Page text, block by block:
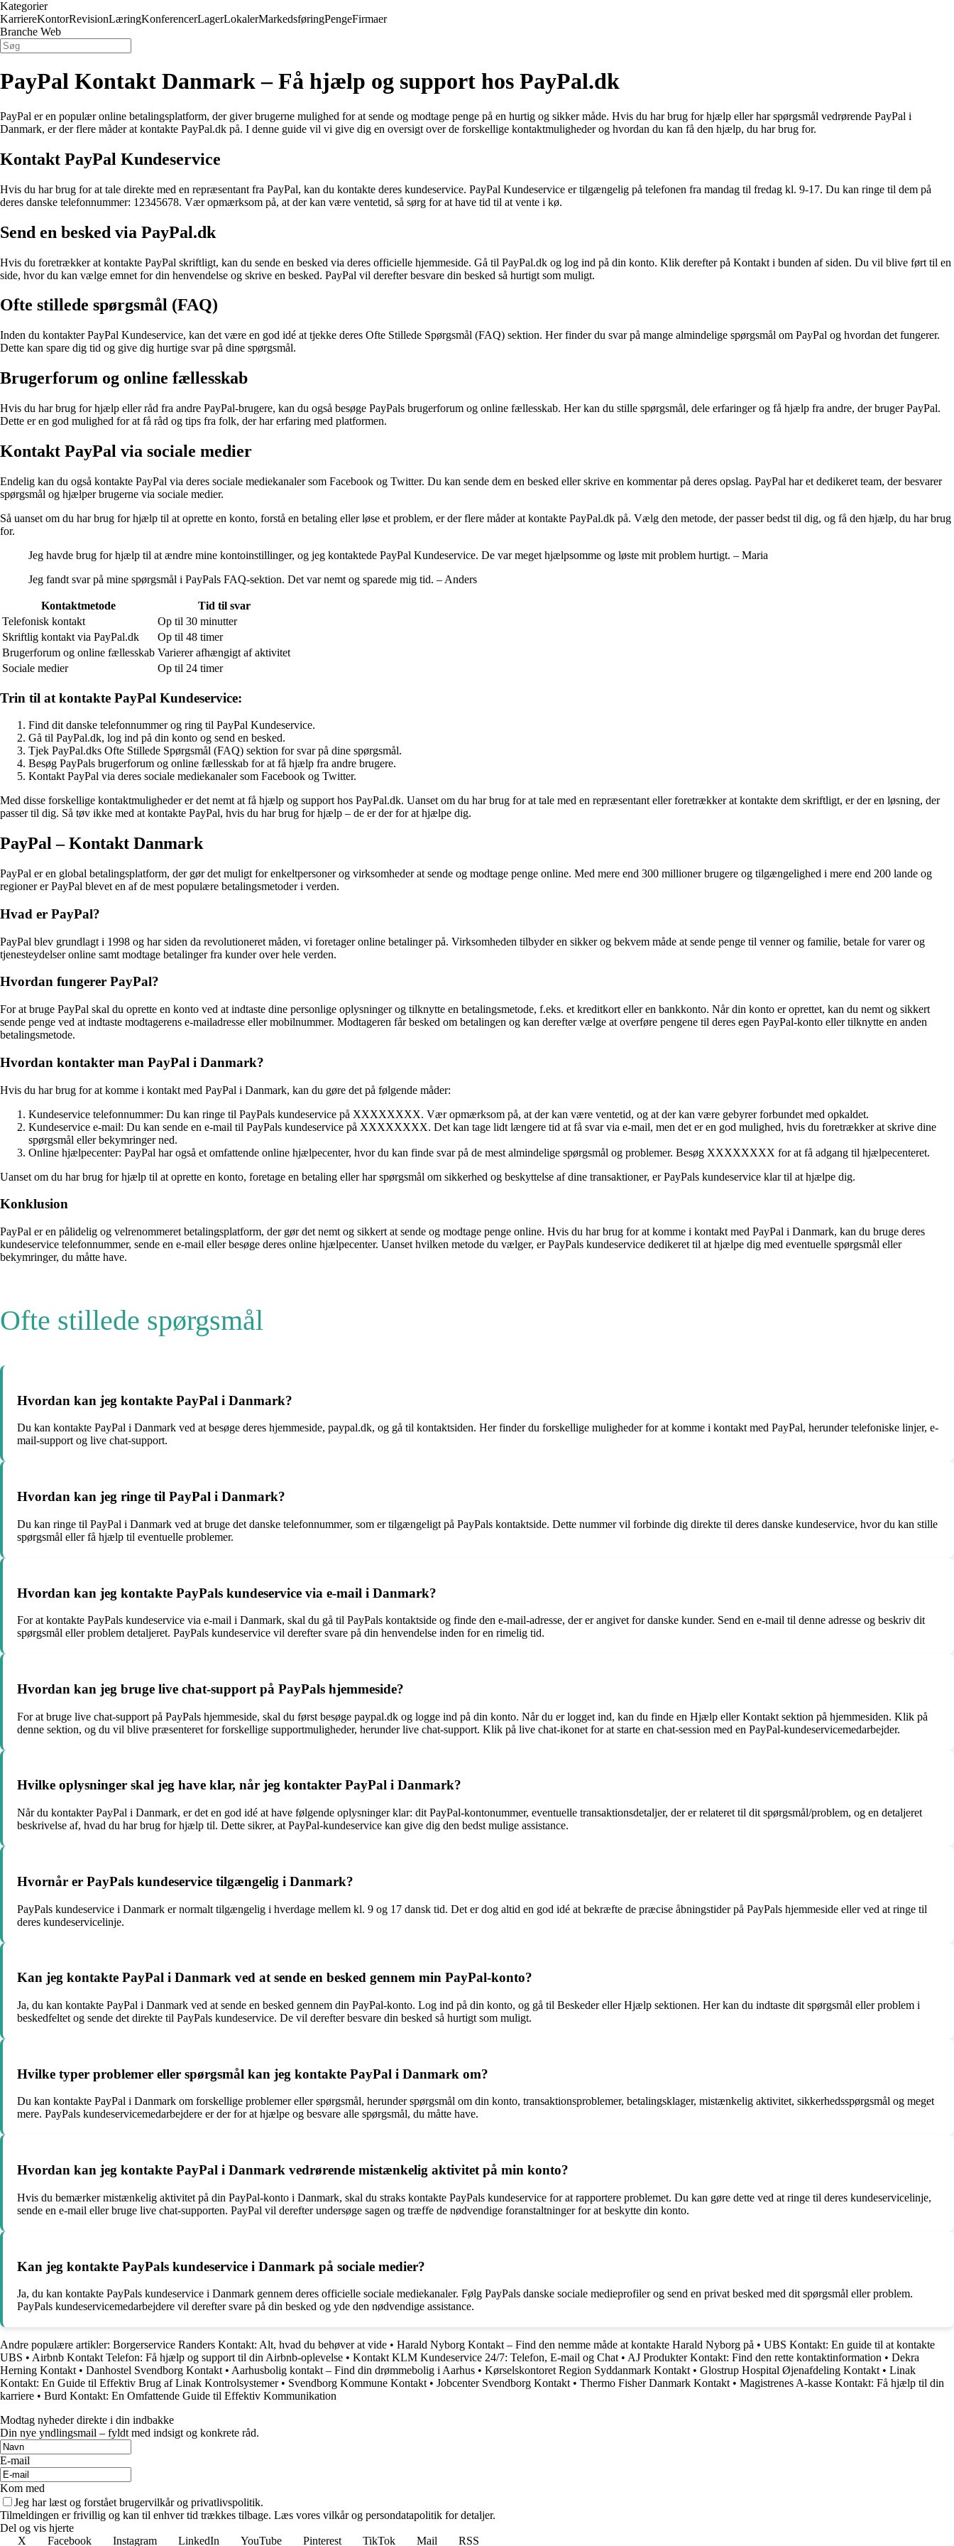
Kategorier
KarriereKontorRevisionLæringKonferencerLagerLokalerMarkedsføringPengeFirmaer
Branche Web
PayPal Kontakt Danmark – Få hjælp og support hos PayPal.dk
PayPal er en populær online betalingsplatform, der giver brugerne mulighed for at sende og modtage penge på en hurtig og sikker måde. Hvis du har brug for hjælp eller har spørgsmål vedrørende PayPal i
Danmark, er der flere måder at kontakte PayPal.dk på. I denne guide vil vi give dig en oversigt over de forskellige kontaktmuligheder og hvordan du kan få den hjælp, du har brug for.
Kontakt PayPal Kundeservice
Hvis du har brug for at tale direkte med en repræsentant fra PayPal, kan du kontakte deres kundeservice. PayPal Kundeservice er tilgængelig på telefonen fra mandag til fredag ​​kl. 9-17. Du kan ringe til dem på
deres danske telefonnummer: 12345678. Vær opmærksom på, at der kan være ventetid, så sørg for at have tid til at vente i kø.
Send en besked via PayPal.dk
Hvis du foretrækker at kontakte PayPal skriftligt, kan du sende en besked via deres officielle hjemmeside. Gå til PayPal.dk og log ind på din konto. Klik derefter på Kontakt i bunden af siden. Du vil blive ført til en
side, hvor du kan vælge emnet for din henvendelse og skrive en besked. PayPal vil derefter besvare din besked så hurtigt som muligt.
Ofte stillede spørgsmål (FAQ)
Inden du kontakter PayPal Kundeservice, kan det være en god idé at tjekke deres Ofte Stillede Spørgsmål (FAQ) sektion. Her finder du svar på mange almindelige spørgsmål om PayPal og hvordan det fungerer.
Dette kan spare dig tid og give dig hurtige svar på dine spørgsmål.
Brugerforum og online fællesskab
Hvis du har brug for hjælp eller råd fra andre PayPal-brugere, kan du også besøge PayPals brugerforum og online fællesskab. Her kan du stille spørgsmål, dele erfaringer og få hjælp fra andre, der bruger PayPal.
Dette er en god mulighed for at få råd og tips fra folk, der har erfaring med platformen.
Kontakt PayPal via sociale medier
Endelig kan du også kontakte PayPal via deres sociale mediekanaler som Facebook og Twitter. Du kan sende dem en besked eller skrive en kommentar på deres opslag. PayPal har et dedikeret team, der besvarer
spørgsmål og hjælper brugerne via sociale medier.
Så uanset om du har brug for hjælp til at oprette en konto, forstå en betaling eller løse et problem, er der flere måder at kontakte PayPal.dk på. Vælg den metode, der passer bedst til dig, og få den hjælp, du har brug
for.
Jeg havde brug for hjælp til at ændre mine kontoinstillinger, og jeg kontaktede PayPal Kundeservice. De var meget hjælpsomme og løste mit problem hurtigt. – Maria
Jeg fandt svar på mine spørgsmål i PayPals FAQ-sektion. Det var nemt og sparede mig tid. – Anders
Kontaktmetode
Tid til svar
Telefonisk kontakt
Op til 30 minutter
Skriftlig kontakt via PayPal.dk
Op til 48 timer
Brugerforum og online fællesskab Varierer afhængigt af aktivitet
Sociale medier
Op til 24 timer
Trin til at kontakte PayPal Kundeservice:
Find dit danske telefonnummer og ring til PayPal Kundeservice.
Gå til PayPal.dk, log ind på din konto og send en besked.
Tjek PayPal.dks Ofte Stillede Spørgsmål (FAQ) sektion for svar på dine spørgsmål.
Besøg PayPals brugerforum og online fællesskab for at få hjælp fra andre brugere.
Kontakt PayPal via deres sociale mediekanaler som Facebook og Twitter.
Med disse forskellige kontaktmuligheder er det nemt at få hjælp og support hos PayPal.dk. Uanset om du har brug for at tale med en repræsentant eller foretrækker at kontakte dem skriftligt, er der en løsning, der
passer til dig. Så tøv ikke med at kontakte PayPal, hvis du har brug for hjælp – de er der for at hjælpe dig.
PayPal – Kontakt Danmark
PayPal er en global betalingsplatform, der gør det muligt for enkeltpersoner og virksomheder at sende og modtage penge online. Med mere end 300 millioner brugere og tilgængelighed i mere end 200 lande og
regioner er PayPal blevet en af de mest populære betalingsmetoder i verden.
Hvad er PayPal?
PayPal blev grundlagt i 1998 og har siden da revolutioneret måden, vi foretager online betalinger på. Virksomheden tilbyder en sikker og bekvem måde at sende penge til venner og familie, betale for varer og
tjenesteydelser online samt modtage betalinger fra kunder over hele verden.
Hvordan fungerer PayPal?
For at bruge PayPal skal du oprette en konto ved at indtaste dine personlige oplysninger og tilknytte en betalingsmetode, f.eks. et kreditkort eller en bankkonto. Når din konto er oprettet, kan du nemt og sikkert
sende penge ved at indtaste modtagerens e-mailadresse eller mobilnummer. Modtageren får besked om betalingen og kan derefter vælge at overføre pengene til deres egen PayPal-konto eller tilknytte en anden
betalingsmetode.
Hvordan kontakter man PayPal i Danmark?
Hvis du har brug for at komme i kontakt med PayPal i Danmark, kan du gøre det på følgende måder:
Kundeservice telefonnummer: Du kan ringe til PayPals kundeservice på XXXXXXXX. Vær opmærksom på, at der kan være ventetid, og at der kan være gebyrer forbundet med opkaldet.
Kundeservice e-mail: Du kan sende en e-mail til PayPals kundeservice på XXXXXXXX. Det kan tage lidt længere tid at få svar via e-mail, men det er en god mulighed, hvis du foretrækker at skrive dine
spørgsmål eller bekymringer ned.
Online hjælpecenter: PayPal har også et omfattende online hjælpecenter, hvor du kan finde svar på de mest almindelige spørgsmål og problemer. Besøg XXXXXXXX for at få adgang til hjælpecenteret.
Uanset om du har brug for hjælp til at oprette en konto, foretage en betaling eller har spørgsmål om sikkerhed og beskyttelse af dine transaktioner, er PayPals kundeservice klar til at hjælpe dig.
Konklusion
PayPal er en pålidelig og velrenommeret betalingsplatform, der gør det nemt og sikkert at sende og modtage penge online. Hvis du har brug for at komme i kontakt med PayPal i Danmark, kan du bruge deres
kundeservice telefonnummer, sende en e-mail eller besøge deres online hjælpecenter. Uanset hvilken metode du vælger, er PayPals kundeservice dedikeret til at hjælpe dig med eventuelle spørgsmål eller
bekymringer, du måtte have.
Ofte stillede spørgsmål
Hvordan kan jeg kontakte PayPal i Danmark?
Du kan kontakte PayPal i Danmark ved at besøge deres hjemmeside, paypal.dk, og gå til kontaktsiden. Her finder du forskellige muligheder for at komme i kontakt med PayPal, herunder telefoniske linjer, e-
mail-support og live chat-support.
Hvordan kan jeg ringe til PayPal i Danmark?
Du kan ringe til PayPal i Danmark ved at bruge det danske telefonnummer, som er tilgængeligt på PayPals kontaktside. Dette nummer vil forbinde dig direkte til deres danske kundeservice, hvor du kan stille
spørgsmål eller få hjælp til eventuelle problemer.
Hvordan kan jeg kontakte PayPals kundeservice via e-mail i Danmark?
For at kontakte PayPals kundeservice via e-mail i Danmark, skal du gå til PayPals kontaktside og finde den e-mail-adresse, der er angivet for danske kunder. Send en e-mail til denne adresse og beskriv dit
spørgsmål eller problem detaljeret. PayPals kundeservice vil derefter svare på din henvendelse inden for en rimelig tid.
Hvordan kan jeg bruge live chat-support på PayPals hjemmeside?
For at bruge live chat-support på PayPals hjemmeside, skal du først besøge paypal.dk og logge ind på din konto. Når du er logget ind, kan du finde en Hjælp eller Kontakt sektion på hjemmesiden. Klik på
denne sektion, og du vil blive præsenteret for forskellige supportmuligheder, herunder live chat-support. Klik på live chat-ikonet for at starte en chat-session med en PayPal-kundeservicemedarbejder.
Hvilke oplysninger skal jeg have klar, når jeg kontakter PayPal i Danmark?
Når du kontakter PayPal i Danmark, er det en god idé at have følgende oplysninger klar: dit PayPal-kontonummer, eventuelle transaktionsdetaljer, der er relateret til dit spørgsmål/problem, og en detaljeret
beskrivelse af, hvad du har brug for hjælp til. Dette sikrer, at PayPal-kundeservice kan give dig den bedst mulige assistance.
Hvornår er PayPals kundeservice tilgængelig i Danmark?
PayPals kundeservice i Danmark er normalt tilgængelig i hverdage mellem kl. 9 og 17 dansk tid. Det er dog altid en god idé at bekræfte de præcise åbningstider på PayPals hjemmeside eller ved at ringe til
deres kundeservicelinje.
Kan jeg kontakte PayPal i Danmark ved at sende en besked gennem min PayPal-konto?
Ja, du kan kontakte PayPal i Danmark ved at sende en besked gennem din PayPal-konto. Log ind på din konto, og gå til Beskeder eller Hjælp sektionen. Her kan du indtaste dit spørgsmål eller problem i
beskedfeltet og sende det direkte til PayPals kundeservice. De vil derefter besvare din besked så hurtigt som muligt.
Hvilke typer problemer eller spørgsmål kan jeg kontakte PayPal i Danmark om?
Du kan kontakte PayPal i Danmark om forskellige problemer eller spørgsmål, herunder spørgsmål om din konto, transaktionsproblemer, betalingsklager, mistænkelig aktivitet, sikkerhedsspørgsmål og meget
mere. PayPals kundeservicemedarbejdere er der for at hjælpe og besvare alle spørgsmål, du måtte have.
Hvordan kan jeg kontakte PayPal i Danmark vedrørende mistænkelig aktivitet på min konto?
Hvis du bemærker mistænkelig aktivitet på din PayPal-konto i Danmark, skal du straks kontakte PayPals kundeservice for at rapportere problemet. Du kan gøre dette ved at ringe til deres kundeservicelinje,
sende en e-mail eller bruge live chat-supporten. PayPal vil derefter undersøge sagen og træffe de nødvendige foranstaltninger for at beskytte din konto.
Kan jeg kontakte PayPals kundeservice i Danmark på sociale medier?
Ja, du kan kontakte PayPals kundeservice i Danmark gennem deres officielle sociale mediekanaler. Følg PayPals danske sociale medieprofiler og send en privat besked med dit spørgsmål eller problem.
PayPals kundeservicemedarbejdere vil derefter svare på din besked og yde den nødvendige assistance.
Andre populære artikler: Borgerservice Randers Kontakt: Alt, hvad du behøver at vide • Harald Nyborg Kontakt – Find den nemme måde at kontakte Harald Nyborg på • UBS Kontakt: En guide til at kontakte
UBS • Airbnb Kontakt Telefon: Få hjælp og support til din Airbnb-oplevelse • Kontakt KLM Kundeservice 24/7: Telefon, E-mail og Chat • AJ Produkter Kontakt: Find den rette kontaktinformation • Dekra
Herning Kontakt • Danhostel Svendborg Kontakt • Aarhusbolig kontakt – Find din drømmebolig i Aarhus • Kørselskontoret Region Syddanmark Kontakt • Glostrup Hospital Øjenafdeling Kontakt • Linak
Kontakt: En Guide til Effektiv Brug af Linak Kontrolsystemer• Svendborg Kommune Kontakt • Jobcenter Svendborg Kontakt • Thermo Fisher Danmark Kontakt • Magistrenes A-kasse Kontakt: Få hjælp til din
karriere • Burd Kontakt: En Omfattende Guide til Effektiv Kommunikation
Modtag nyheder direkte i din indbakke
Din nye yndlingsmail – fyldt med indsigt og konkrete råd.
E-mail
Kom med
Jeg har læst og forstået brugervilkår og privatlivspolitik.
Tilmeldingen er frivillig og kan til enhver tid trækkes tilbage. Læs vores vilkår og persondatapolitik for detaljer.
Del og vis hjerte
X
Facebook Instagram LinkedIn YouTube Pinterest TikTok Mail RSS